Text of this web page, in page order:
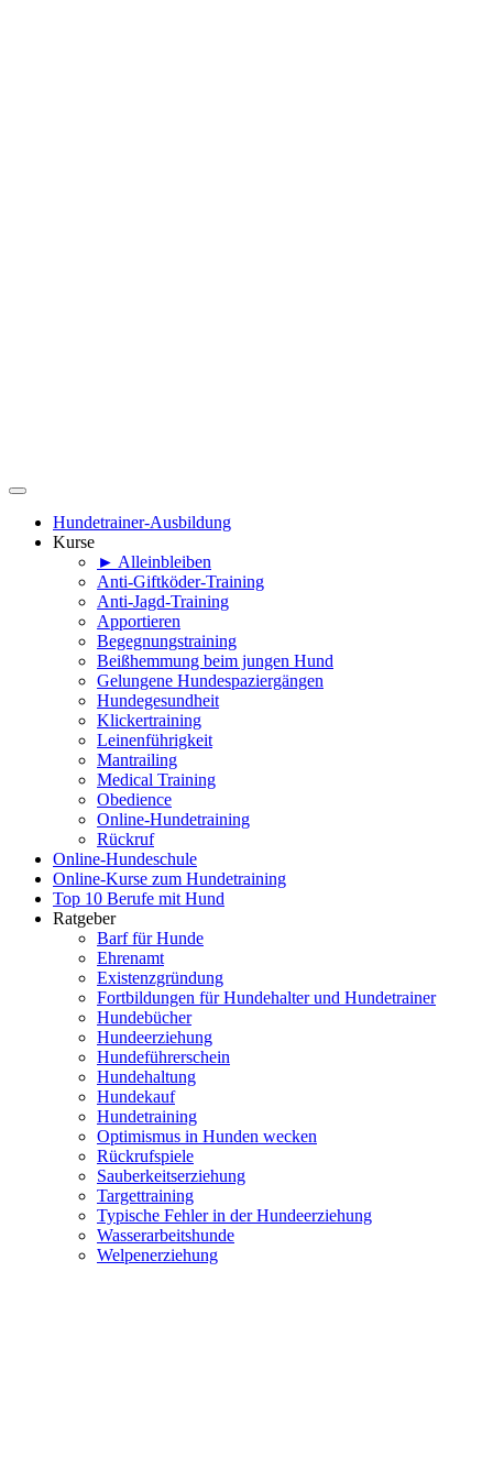
Hundetrainer-Ausbildung
Kurse
► Alleinbleiben
Anti-Giftköder-Training
Anti-Jagd-Training
Apportieren
Begegnungstraining
Beißhemmung beim jungen Hund
Gelungene Hundespaziergängen
Hundegesundheit
Klickertraining
Leinenführigkeit
Mantrailing
Medical Training
Obedience
Online-Hundetraining
Rückruf
Online-Hundeschule
Online-Kurse zum Hundetraining
Top 10 Berufe mit Hund
Ratgeber
Barf für Hunde
Ehrenamt
Existenzgründung
Fortbildungen für Hundehalter und Hundetrainer
Hundebücher
Hundeerziehung
Hundeführerschein
Hundehaltung
Hundekauf
Hundetraining
Optimismus in Hunden wecken
Rückrufspiele
Sauberkeitserziehung
Targettraining
Typische Fehler in der Hundeerziehung
Wasserarbeitshunde
Welpenerziehung